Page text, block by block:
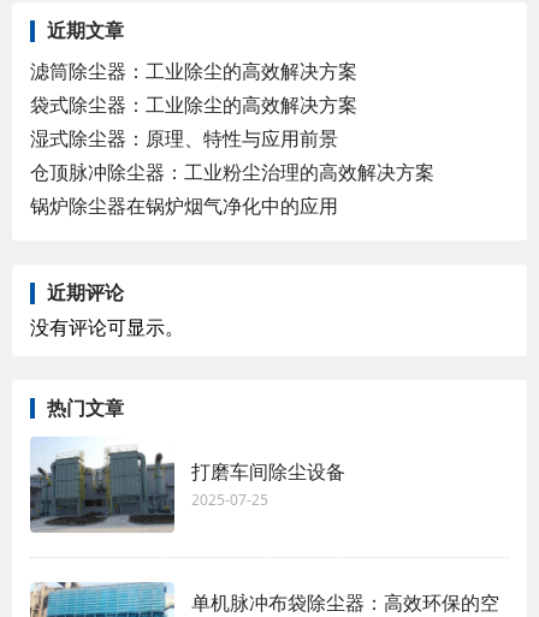
近期文章
滤筒除尘器：工业除尘的高效解决方案
袋式除尘器：工业除尘的高效解决方案
湿式除尘器：原理、特性与应用前景
仓顶脉冲除尘器：工业粉尘治理的高效解决方案
锅炉除尘器在锅炉烟气净化中的应用
近期评论
没有评论可显示。
热门文章
打磨车间除尘设备
2025-07-25
单机脉冲布袋除尘器：高效环保的空